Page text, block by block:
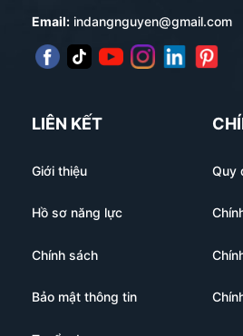
Email: indangnguyen@gmail.com
LIÊN KẾT
Giới thiệu
Hồ sơ năng lực
Chính sách
Bảo mật thông tin
Quy